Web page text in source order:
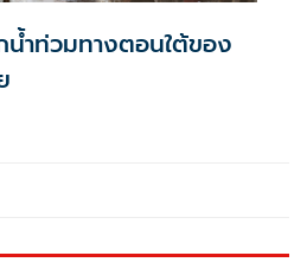
ำท่วมทางตอนใต้ของ